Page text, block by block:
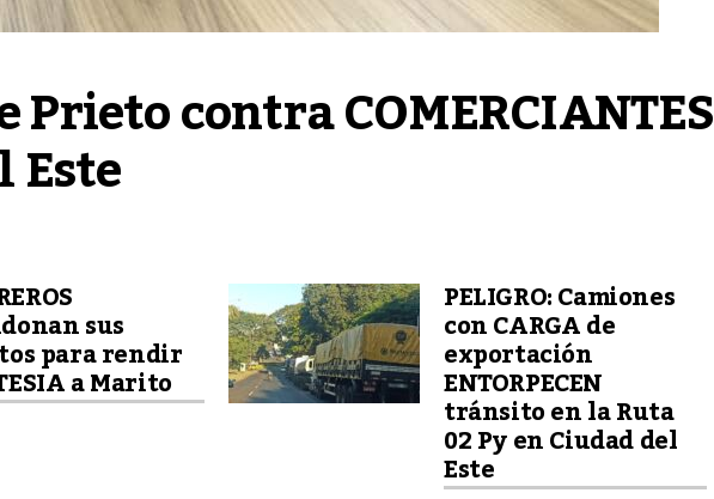
Prieto contra COMERCIANTES
Este
sus
para rendir
a Marito
PELIGRO: Camiones
con CARGA de
exportación
ENTORPECEN
tránsito en la Ruta
02 Py en Ciudad del
Este